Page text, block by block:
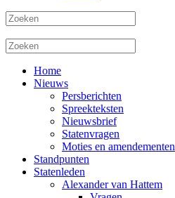
Home
Nieuws
Persberichten
Spreekteksten
Nieuwsbrief
Statenvragen
Moties en amendementen
Standpunten
Statenleden
Alexander van Hattem